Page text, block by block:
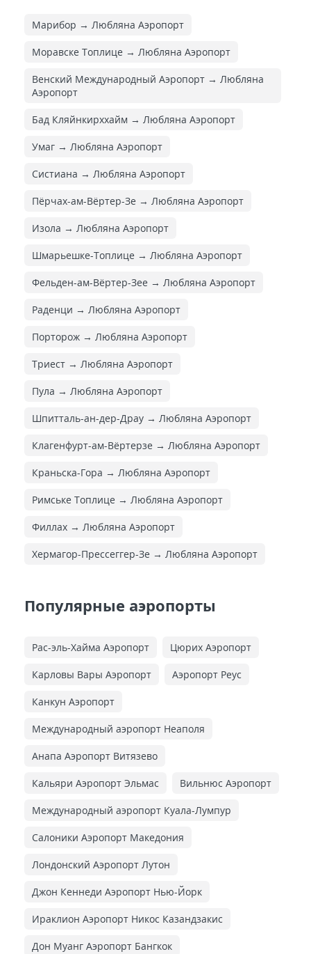
Марибор → Любляна Аэропорт
Моравске Топлице → Любляна Аэропорт
Венский Международный Аэропорт → Любляна
Аэропорт
Бад Кляйнкирххайм → Любляна Аэропорт
Умаг → Любляна Аэропорт
Систиана → Любляна Аэропорт
Пёрчах-ам-Вёртер-Зе → Любляна Аэропорт
Изола → Любляна Аэропорт
Шмарьешке-Топлице → Любляна Аэропорт
Фельден-ам-Вёртер-Зее → Любляна Аэропорт
Раденци → Любляна Аэропорт
Порторож → Любляна Аэропорт
Триест → Любляна Аэропорт
Пула → Любляна Аэропорт
Шпитталь-ан-дер-Драу → Любляна Аэропорт
Клагенфурт-ам-Вёртерзе → Любляна Аэропорт
Краньска-Гора → Любляна Аэропорт
Римське Топлице → Любляна Аэропорт
Филлах → Любляна Аэропорт
Хермагор-Прессеггер-Зе → Любляна Аэропорт
Популярные аэропорты
Рас-эль-Хайма Аэропорт Цюрих Аэропорт
Карловы Вары Аэропорт Аэропорт Реус
Канкун Аэропорт
Международный аэропорт Неаполя
Анапа Аэропорт Витязево
Кальяри Аэропорт Эльмас Вильнюс Аэропорт
Международный аэропорт Куала-Лумпур
Салоники Аэропорт Македония
Лондонский Аэропорт Лутон
Джон Кеннеди Аэропорт Нью-Йорк
Ираклион Аэропорт Никос Казандзакис
Дон Муанг Аэропорт Бангкок